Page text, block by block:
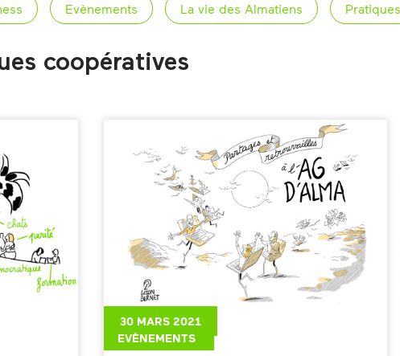
Evènements La vie des Almatiens
coopératives
EVÈNEMENTS
30 MARS 2021